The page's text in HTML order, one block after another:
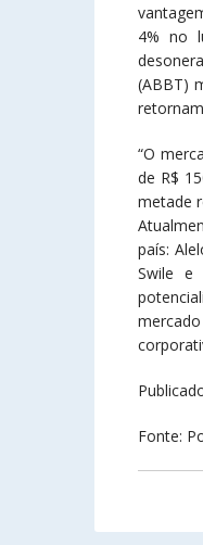
4% no
(ABBT)
“O
de R$
metade
país:
Swile e
Fonte: